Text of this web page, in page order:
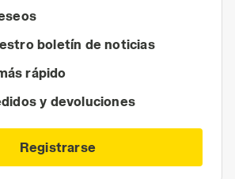
boletín de noticias
rápido
y devoluciones
Registrarse